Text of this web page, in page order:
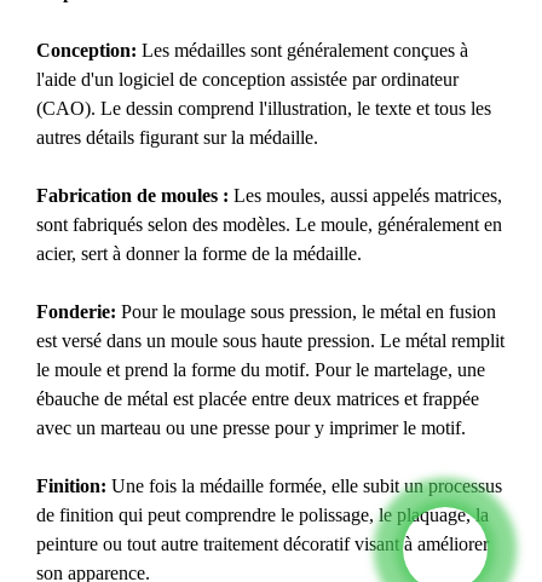
Conception: Les médailles sont généralement conçues à
l'aide d'un logiciel de conception assistée par ordinateur
(CAO). Le dessin comprend l'illustration, le texte et tous les
autres détails figurant sur la médaille.
Fabrication de moules : Les moules, aussi appelés matrices,
sont fabriqués selon des modèles. Le moule, généralement en
acier, sert à donner la forme de la médaille.
Fonderie: Pour le moulage sous pression, le métal en fusion
est versé dans un moule sous haute pression. Le métal remplit
le moule et prend la forme du motif. Pour le martelage, une
ébauche de métal est placée entre deux matrices et frappée
avec un marteau ou une presse pour y imprimer le motif.
Finition: Une fois la médaille formée, elle subit un processus
de finition qui peut comprendre le polissage, le plaquage, la
peinture ou tout autre traitement décoratif visant à améliorer
son apparence.